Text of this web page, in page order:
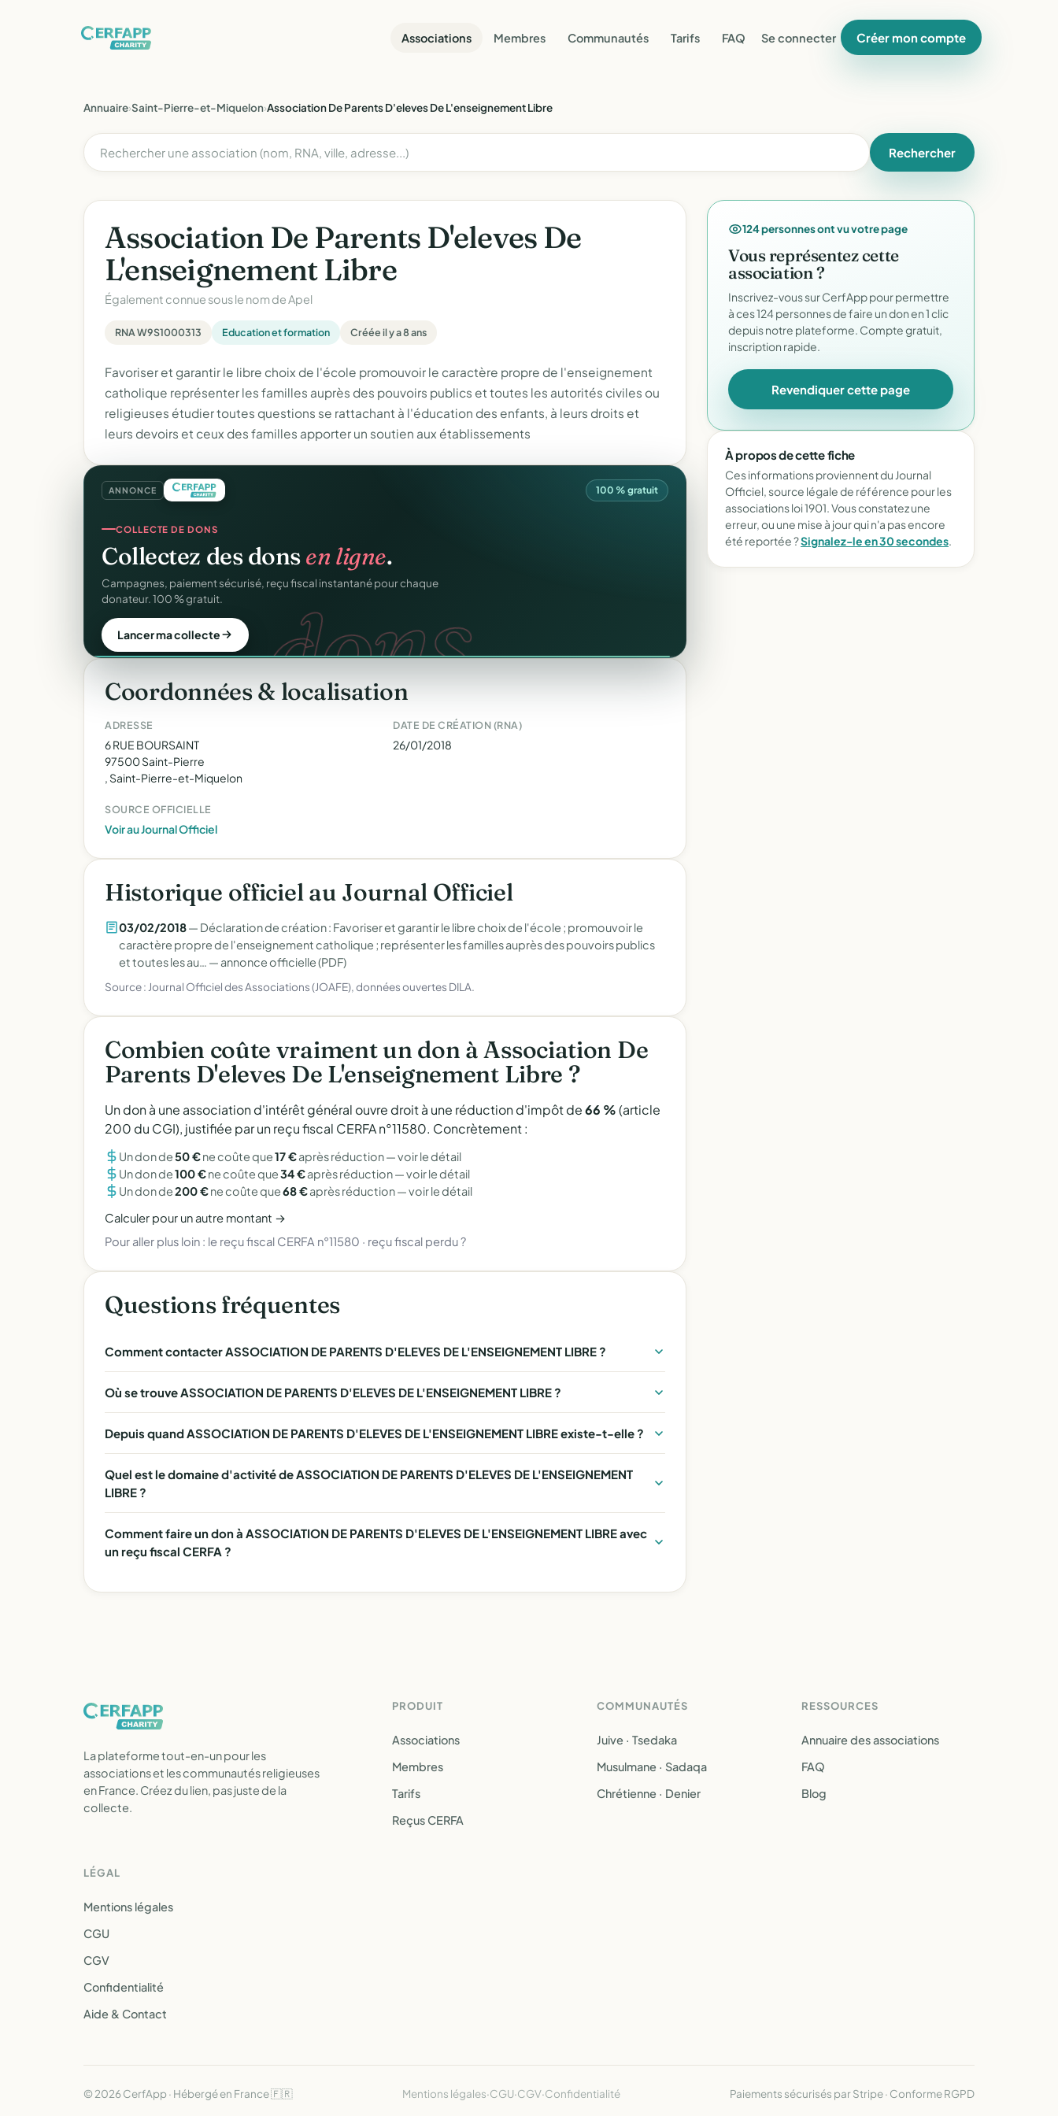
Associations Membres Communautés Tarifs FAQ Se connecter Créer mon compte
Annuaire›Saint-Pierre-et-Miquelon›Association De Parents D'eleves De L'enseignement Libre
Rechercher
Association De Parents D'eleves De
L'enseignement Libre
Également connue sous le nom deApel
RNA W9S1000313 Education et formation Créée il y a 8 ans
Favoriser et garantir le libre choix de l'école promouvoir le caractère propre de l'enseignement
catholique représenter les familles auprès des pouvoirs publics et toutes les autorités civiles ou
religieuses étudier toutes questions se rattachant à l'éducation des enfants, à leurs droits et
leurs devoirs et ceux des familles apporter un soutien aux établissements
ANNONCE 100 % gratuit
CERFA.
REÇUS FISCAUX
Vos reçusCERFAautomatiques.
Générés et envoyés à vos donateurs en un clic, conformes au modèle
officiel n°11580.
Automatiser mes reçus dons.
COLLECTE DE DONS
Collectez des donsen ligne.
Campagnes, paiement sécurisé, reçu fiscal instantané pour chaque
donateur. 100 % gratuit.
Lancer ma collecte
Coordonnées & localisation
ADRESSE
6 RUE BOURSAINT
97500 Saint-Pierre
, Saint-Pierre-et-Miquelon
DATE DE CRÉATION (RNA)
26/01/2018
SOURCE OFFICIELLE
Voir au Journal Officiel
Historique officiel au Journal Officiel
03/02/2018— Déclaration de création : Favoriser et garantir le libre choix de l'école ; promouvoir le
caractère propre de l'enseignement catholique ; représenter les familles auprès des pouvoirs publics
et toutes les au… — annonce officielle (PDF)
Source : Journal Officiel des Associations (JOAFE), données ouvertes DILA.
Combien coûte vraiment un don à Association De
Parents D'eleves De L'enseignement Libre ?
Un don à une association d'intérêt général ouvre droit à une réduction d'impôt de66 %(article
200 du CGI), justifiée par un reçu fiscal CERFA n°11580. Concrètement :
Un don de50 €ne coûte que17 €après réduction —voir le détail
Un don de100 €ne coûte que34 €après réduction —voir le détail
Un don de200 €ne coûte que68 €après réduction —voir le détail
Calculer pour un autre montant →
Pour aller plus loin : le reçu fiscal CERFA n°11580 · reçu fiscal perdu ?
Questions fréquentes
Comment contacter ASSOCIATION DE PARENTS D'ELEVES DE L'ENSEIGNEMENT LIBRE ?
Où se trouve ASSOCIATION DE PARENTS D'ELEVES DE L'ENSEIGNEMENT LIBRE ?
Depuis quand ASSOCIATION DE PARENTS D'ELEVES DE L'ENSEIGNEMENT LIBRE existe-t-elle ?
Quel est le domaine d'activité de ASSOCIATION DE PARENTS D'ELEVES DE L'ENSEIGNEMENT
LIBRE ?
Comment faire un don à ASSOCIATION DE PARENTS D'ELEVES DE L'ENSEIGNEMENT LIBRE avec
un reçu fiscal CERFA ?
124 personnes ont vu votre page
Vous représentez cette
association ?
Inscrivez-vous sur CerfApp pour permettre
à ces 124 personnes de faire un don en 1 clic
depuis notre plateforme. Compte gratuit,
inscription rapide.
Revendiquer cette page
À propos de cette fiche
Ces informations proviennent du Journal
Officiel, source légale de référence pour les
associations loi 1901. Vous constatez une
erreur, ou une mise à jour qui n'a pas encore
été reportée ?Signalez-le en 30 secondes.
La plateforme tout-en-un pour les
associations et les communautés religieuses
en France. Créez du lien, pas juste de la
collecte.
PRODUIT
Associations
Membres
Tarifs
Reçus CERFA
COMMUNAUTÉS
Juive · Tsedaka
Musulmane · Sadaqa
Chrétienne · Denier
RESSOURCES
Annuaire des associations
FAQ
Blog
LÉGAL
Mentions légales
CGU
CGV
Confidentialité
Aide & Contact
© 2026 CerfApp · Hébergé en France 🇫🇷 Mentions légales·CGU·CGV·Confidentialité Paiements sécurisés par Stripe · Conforme RGPD